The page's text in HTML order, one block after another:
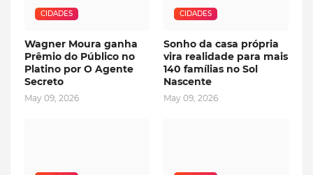
CIDADES
Wagner Moura ganha
Prêmio do Público no
Platino por O Agente
Secreto
May 09, 2026
CIDADES
Sonho da casa própria
vira realidade para mais
140 famílias no Sol
Nascente
May 09, 2026